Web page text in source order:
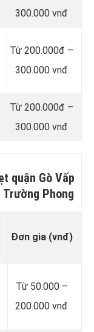
300.000 vnđ
Từ 200.000đ –
300.000 vnđ
Từ 200.000đ –
300.000 vnđ
quận Gò Vấp
Phong
Đơn gia (vnđ)
Từ 50.000 –
200.000 vnđ